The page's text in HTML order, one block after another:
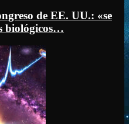
de EE. UU.: «se
biológicos…